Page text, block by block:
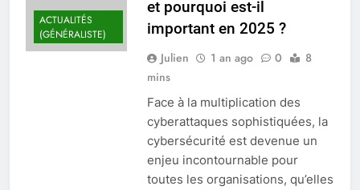
ACTUALITÉS
(GÉNÉRALISTE)
et pourquoi est-il
important en 2025 ?
Julien 1 an ago 0
8
mins
Face à la multiplication des
cyberattaques sophistiquées, la
cybersécurité est devenue un
enjeu incontournable pour
toutes les organisations, qu’elles